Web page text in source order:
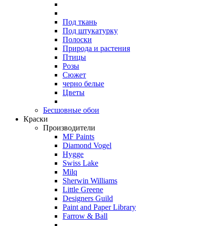
Под ткань
Под штукатурку
Полоски
Природа и растения
Птицы
Розы
Сюжет
черно белые
Цветы
Бесшовные обои
Краски
Производители
MF Paints
Diamond Vogel
Hygge
Swiss Lake
Milq
Sherwin Williams
Little Greene
Designers Guild
Paint and Paper Library
Farrow & Ball